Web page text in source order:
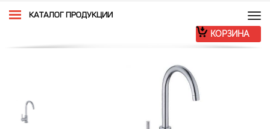
КАТАЛОГ ПРОДУКЦИИ
КОРЗИНА